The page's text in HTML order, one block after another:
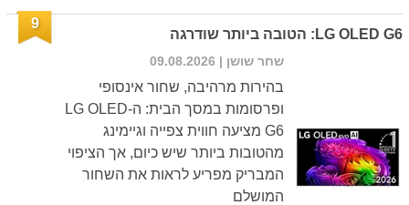
LG OLED G6: הטובה ביותר שודרגה
9
שחר שושן | 09.08.2026
בהירות מרהיבה, שחור אינסופי
ופרסומות במסך הבית: ה-LG OLED
G6 מציעה חווית צפייה וגיימינג
מהטובות ביותר שיש כיום, אך הציפוי
המבריק מפריע לראות את השחור
המושלם